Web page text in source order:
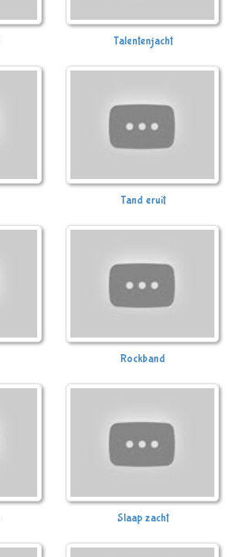
Talentenjacht
Tand eruit
Rockband
Slaap zacht